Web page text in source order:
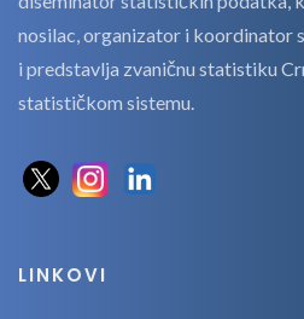
nosilac, organizator i koordinator
i predstavlja zvaničnu statistiku
statističkom sistemu.
LINKOVI